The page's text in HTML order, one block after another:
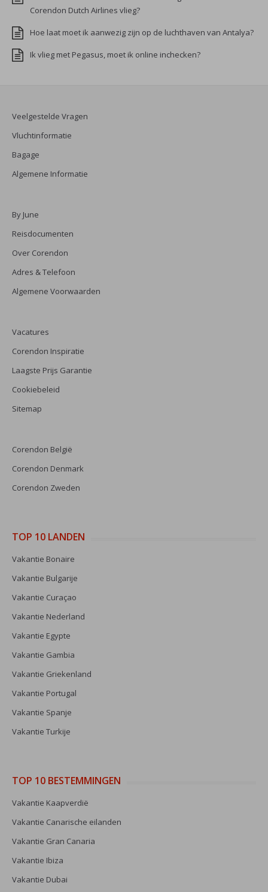
Corendon Dutch Airlines vlieg?
Hoe laat moet ik aanwezig zijn op de luchthaven van Antalya?
Ik vlieg met Pegasus, moet ik online inchecken?
Veelgestelde Vragen
Vluchtinformatie
Bagage
Algemene Informatie
By June
Reisdocumenten
Over Corendon
Adres & Telefoon
Algemene Voorwaarden
Vacatures
Corendon Inspiratie
Laagste Prijs Garantie
Cookiebeleid
Sitemap
Corendon België
Corendon Denmark
Corendon Zweden
TOP 10 LANDEN
Vakantie Bonaire
Vakantie Bulgarije
Vakantie Curaçao
Vakantie Nederland
Vakantie Egypte
Vakantie Gambia
Vakantie Griekenland
Vakantie Portugal
Vakantie Spanje
Vakantie Turkije
TOP 10 BESTEMMINGEN
Vakantie Kaapverdië
Vakantie Canarische eilanden
Vakantie Gran Canaria
Vakantie Ibiza
Vakantie Dubai